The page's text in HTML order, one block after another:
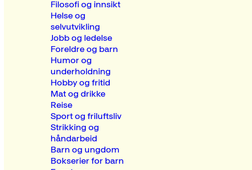
Filosofi og innsikt
Helse og
selvutvikling
Jobb og ledelse
Foreldre og barn
Humor og
underholdning
Hobby og fritid
Mat og drikke
Reise
Sport og friluftsliv
Strikking og
håndarbeid
Barn og ungdom
Bokserier for barn